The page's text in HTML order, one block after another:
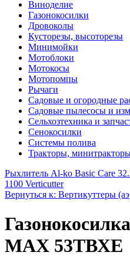
Виноделие
Газонокосилки
Дровоколы
Кусторезы, высоторезы
Минимойки
Мотоблоки
Мотокосы
Мотопомпы
Рычаги
Садовые и огородные
Садовые пылесосы и
Сельхозтехника и
Сенокосилки
Системы полива
Тракторы,
Рыхлитель Al-ko Basic Care
1100 Verticutter
Вернуться к: Вертикуттеры
МАХ 53TВХE